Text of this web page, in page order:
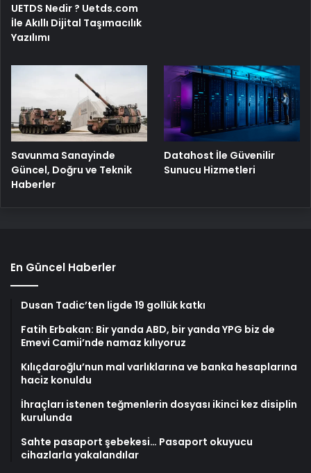
UETDS Nedir ? Uetds.com
İle Akıllı Dijital Taşımacılık
Yazılımı
Savunma Sanayinde
Güncel, Doğru ve Teknik
Haberler
Datahost İle Güvenilir
Sunucu Hizmetleri
En Güncel Haberler
Dusan Tadic’ten ligde 19 gollük katkı
Fatih Erbakan: Bir yanda ABD, bir yanda YPG biz de
Emevi Camii’nde namaz kılıyoruz
Kılıçdaroğlu’nun mal varlıklarına ve banka hesaplarına
haciz konuldu
İhraçları istenen teğmenlerin dosyası ikinci kez disiplin
kurulunda
Sahte pasaport şebekesi… Pasaport okuyucu
cihazlarla yakalandılar